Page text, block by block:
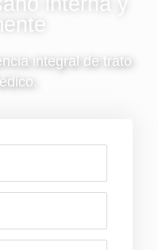
integral de trato